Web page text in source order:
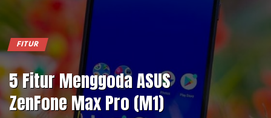
FITUR
5 Fitur Menggoda ASUS
ZenFone Max Pro (M1)